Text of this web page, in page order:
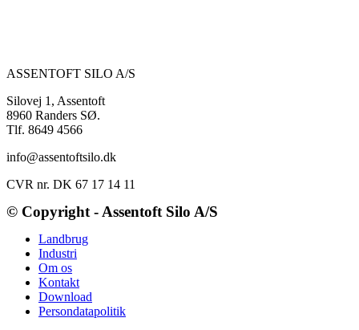
ASSENTOFT SILO A/S
Silovej 1, Assentoft
8960 Randers SØ.
Tlf. 8649 4566
info@assentoftsilo.dk
CVR nr. DK 67 17 14 11
© Copyright - Assentoft Silo A/S
Landbrug
Industri
Om os
Kontakt
Download
Persondatapolitik